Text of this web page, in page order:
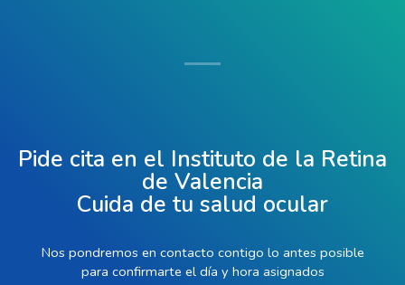
Pide cita en el Instituto de la Retina
de Valencia
Cuida de tu salud ocular
Nos pondremos en contacto contigo lo antes posible
para confirmarte el día y hora asignados